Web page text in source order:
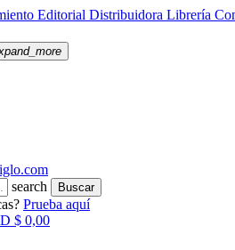
Editorial Distribuidora Librería
.com
search
Buscar
Prueba aquí
$ 0,00